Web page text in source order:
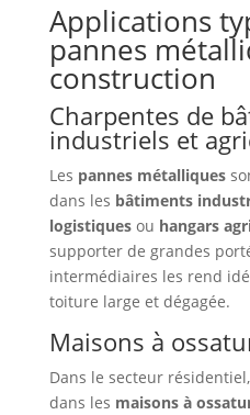
Applications
pannes
construction
Charpentes de
industriels et
Les pannes métalliques
dans les bâtiments
logistiquesou hangars
supporter de grandes
intermédiaires les rend
toiture large et dégagée.
Maisons à
Dans le secteur
dans les maisons à